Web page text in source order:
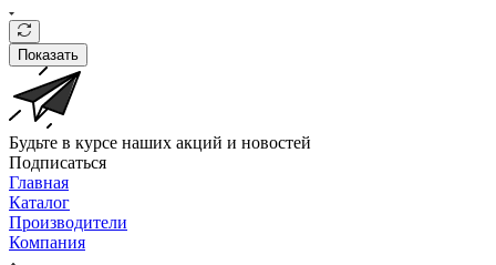
Показать
Будьте в курсе наших акций и новостей
Подписаться
Главная
Каталог
Производители
Компания